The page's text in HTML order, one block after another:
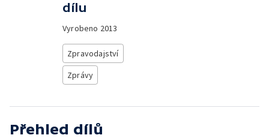
dílu
Vyrobeno 2013
Zpravodajství
Zprávy
Přehled dílů